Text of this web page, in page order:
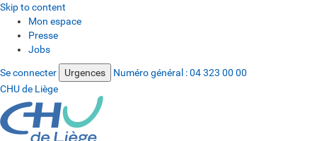
Skip to content
Mon espace
Presse
Jobs
Se connecter Urgences Numéro général :04 323 00 00
CHU de Liège